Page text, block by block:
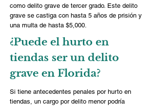
como delito grave de tercer grado. Este delito
grave se castiga con hasta 5 años de prisión y
una multa de hasta $5,000.
¿Puede el hurto en
tiendas ser un delito
grave en Florida?
Si tiene antecedentes penales por hurto en
tiendas, un cargo por delito menor podría